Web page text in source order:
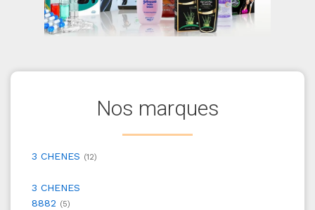
Nos marques
3 CHENES (12)
3 CHENES
8882 (5)